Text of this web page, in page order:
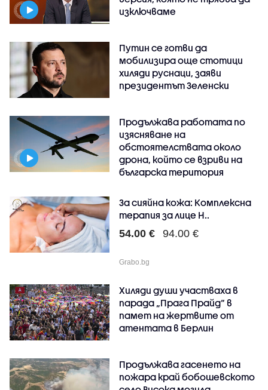
изключваме
Путин се готви да
мобилизира още стотици
хиляди руснаци, заяви
президентът Зеленски
Продължава работата по
изясняване на
обстоятелствата около
дрона, който се взриви на
българска територия
За сияйна кожа: Комплексна
терапия за лице H..
54.00 € 94.00 €
Grabo.bg
Хиляди души участваха в
парада „Прага Прайд“ в
памет на жертвите от
атентата в Берлин
Продължава гасенето на
пожара край бобошевското